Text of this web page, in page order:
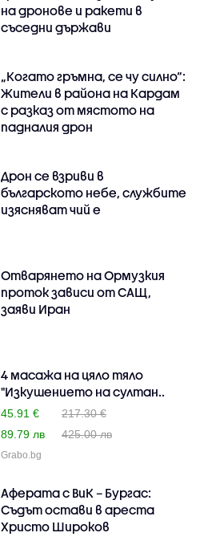
на дронове и ракети в
съседни държави
„Когато гръмна, се чу силно“:
Жители в района на Кардам
с разказ от мястото на
падналия дрон
Дрон се взриви в
българското небе, службите
изясняват чий е
Отварянето на Ормузкия
проток зависи от САЩ,
заяви Иран
4 масажа на цяло тяло
"Изкушението на султан..
45.91 €
217.30 €
89.79 лв
425.00 лв
Grabo.bg
Аферата с ВиК – Бургас:
Съдът остави в ареста
Христо Широков